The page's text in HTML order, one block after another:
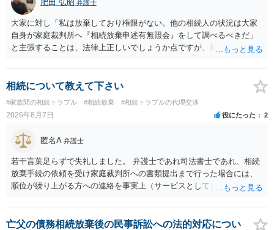
肥田 弘昭 弁護士
大家に対し「私は放棄しており権限がない。他の相続人の状況は大家
自身が家庭裁判所へ『相続放棄申述有無照会』をして調べるべきだ」
と主張することは、法律上正しいでしょうか点ですが、対応としては
のは危険であること、利害関係人の大家としては、相続人を調査し
て、相続の有無や相続するのであれば退去等の話をその者とするのが
相続について教えて下さい
#家族間の相続トラブル #相続放棄 #相続トラブルの代理交渉
2026年8月7日 役にたった 2
匿名A 弁護士
若干言葉足らずで失礼しました。 弁護士であれ司法書士であれ、相続
放棄手続の依頼を受け家庭裁判所への書類提出まで行った場合には、
順位が繰り上がる方への連絡を事実上（サービスとして）行うことは
できない、という意味でした。
亡父の債務相続放棄後の民事訴訟への法的対応につい